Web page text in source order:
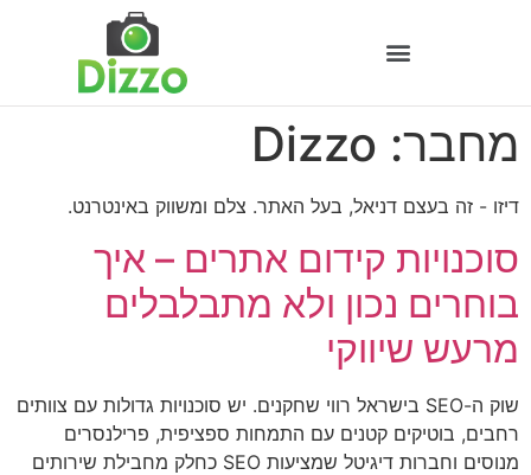
מחבר: Dizzo
דיזו - זה בעצם דניאל, בעל האתר. צלם ומשווק באינטרנט.
סוכנויות קידום אתרים – איך
בוחרים נכון ולא מתבלבלים
מרעש שיווקי
שוק ה-SEO בישראל רווי שחקנים. יש סוכנויות גדולות עם צוותים
רחבים, בוטיקים קטנים עם התמחות ספציפית, פרילנסרים
מנוסים וחברות דיגיטל שמציעות SEO כחלק מחבילת שירותים